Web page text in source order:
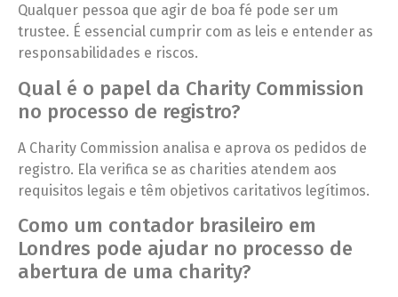
Qualquer pessoa que agir de boa fé pode ser um
trustee. É essencial cumprir com as leis e entender as
responsabilidades e riscos.
Qual é o papel da Charity Commission
no processo de registro?
A Charity Commission analisa e aprova os pedidos de
registro. Ela verifica se as charities atendem aos
requisitos legais e têm objetivos caritativos legítimos.
Como um contador brasileiro em
Londres pode ajudar no processo de
abertura de uma charity?